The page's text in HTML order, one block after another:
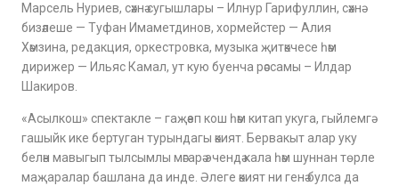
Марсель Нуриев, сәхнә сугышлары – Илнур Гарифуллин, сәхнә
бизәлеше — Туфан Имаметдинов, хормейстер — Алия
Хәмзина, редакция, оркестровка, музыка җитәкчесе һәм
дирижер — Ильяс Камал, ут кую буенча рәссамы – Илдар
Шакиров.
«Асылкош» спектакле – гаҗәеп кош һәм китап укуга, гыйлемгә
гашыйк ике бертуган турындагы әкият. Бервакыт алар уку
белән мавыгып тылсымлы мәгарә эчендә кала һәм шуннан төрле
маҗаралар башлана да инде. Әлеге әкият ни генә булса да